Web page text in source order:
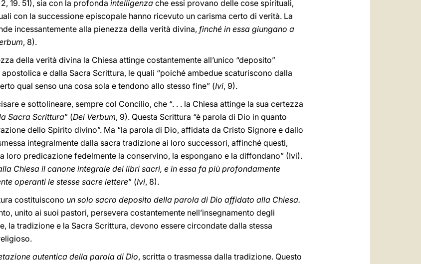
2, 19. 51), sia con la profonda intelligenza che essi provano delle cose spirituali,
con la successione episcopale hanno ricevuto un carisma certo di verità. La
incessantemente alla pienezza della verità divina, finché in essa giungano a
, 8).
della verità divina la Chiesa attinge costantemente all’unico “deposito”
e dalla Sacra Scrittura, le quali “poiché ambedue scaturiscono dalla
qual senso una cosa sola e tendono allo stesso fine” (Ivi, 9).
e sottolineare, sempre col Concilio, che “. . . la Chiesa attinge la sua certezza
Sacra Scrittura” (Dei Verbum, 9). Questa Scrittura “è parola di Dio in quanto
dello Spirito divino”. Ma “la parola di Dio, affidata da Cristo Signore e dallo
integralmente dalla sacra tradizione ai loro successori, affinché questi,
loro predicazione fedelmente la conservino, la espongano e la diffondano” (Ivi).
Chiesa il canone integrale dei libri sacri, e in essa fa più profondamente
operanti le stesse sacre lettere” (Ivi, 8).
costituiscono un solo sacro deposito della parola di Dio affidato alla Chiesa.
unito ai suoi pastori, persevera costantemente nell’insegnamento degli
la tradizione e la Sacra Scrittura, devono essere circondate dalla stessa
autentica della parola di Dio, scritta o trasmessa dalla tradizione. Questo